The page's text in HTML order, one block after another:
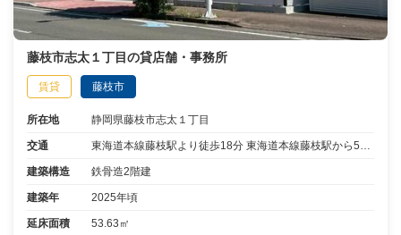
藤枝市志太１丁目の貸店舗・事務所
賃貸 藤枝市
所在地 静岡県藤枝市志太１丁目
交通 東海道本線藤枝駅より徒歩18分 東海道本線藤枝駅から5分乗車志太温泉入口より停歩3分
建築構造 鉄骨造2階建
建築年 2025年頃
延床面積 53.63㎡